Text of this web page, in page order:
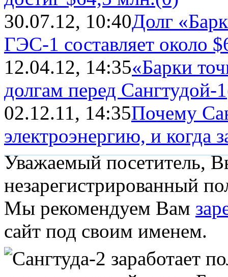
30.07.12, 10:40Долг
ГЭС-1 составляет около
12.04.12, 14:35«Барки
долгам перед Сангтудой-1
02.12.11, 14:35Почему
электроэнергию, и когда
Уважаемый посетитель,
незарегистрированный
Мы рекомендуем Вам
сайт под своим именем.